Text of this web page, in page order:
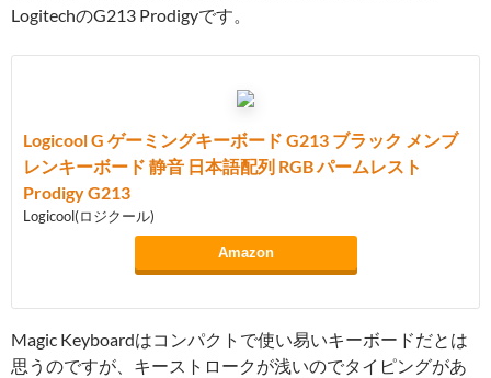
LogitechのG213 Prodigyです。
Logicool G ゲーミングキーボード G213 ブラック メンブ
レンキーボード 静音 日本語配列 RGB パームレスト
Prodigy G213
Logicool(ロジクール)
Amazon
Magic Keyboardはコンパクトで使い易いキーボードだとは
思うのですが、キーストロークが浅いのでタイピングがあ